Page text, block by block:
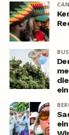
ein